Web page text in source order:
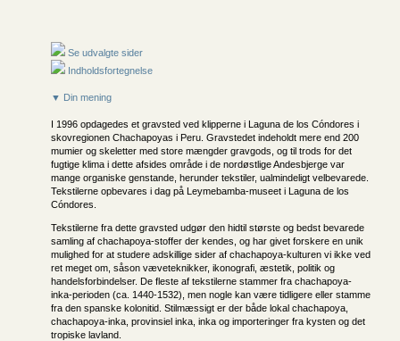
Se udvalgte sider
Indholdsfortegnelse
▼ Din mening
I 1996 opdagedes et gravsted ved klipperne i Laguna de los Cóndores i
skovregionen Chachapoyas i Peru. Gravstedet indeholdt mere end 200
mumier og skeletter med store mængder gravgods, og til trods for det
fugtige klima i dette afsides område i de nordøstlige Andesbjerge var
mange organiske genstande, herunder tekstiler, ualmindeligt velbevarede.
Tekstilerne opbevares i dag på Leymebamba-museet i Laguna de los
Cóndores.
Tekstilerne fra dette gravsted udgør den hidtil største og bedst bevarede
samling af chachapoya-stoffer der kendes, og har givet forskere en unik
mulighed for at studere adskillige sider af chachapoya-kulturen vi ikke ved
ret meget om, såson væveteknikker, ikonografi, æstetik, politik og
handelsforbindelser. De fleste af tekstilerne stammer fra chachapoya-
inka-perioden (ca. 1440-1532), men nogle kan være tidligere eller stamme
fra den spanske kolonitid. Stilmæssigt er der både lokal chachapoya,
chachapoya-inka, provinsiel inka, inka og importeringer fra kysten og det
tropiske lavland.